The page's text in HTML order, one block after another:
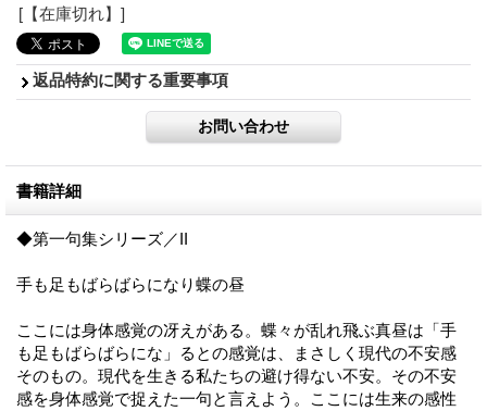
[【在庫切れ】]
返品特約に関する重要事項
書籍詳細
◆第一句集シリーズ／II
手も足もばらばらになり蝶の昼
ここには身体感覚の冴えがある。蝶々が乱れ飛ぶ真昼は「手
も足もばらばらにな」るとの感覚は、まさしく現代の不安感
そのもの。現代を生きる私たちの避け得ない不安。その不安
感を身体感覚で捉えた一句と言えよう。ここには生来の感性